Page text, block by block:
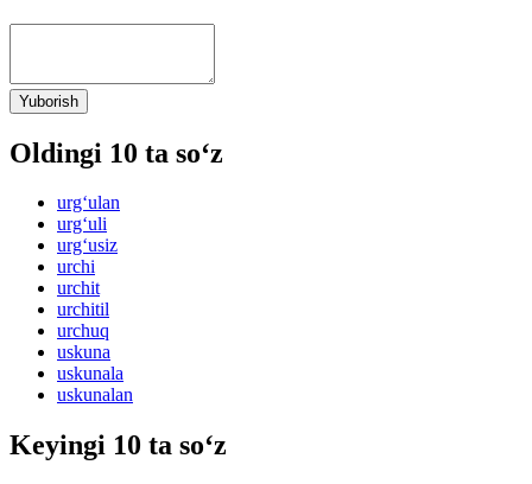
Yuborish
Oldingi 10 ta so‘z
urg‘ulan
urg‘uli
urg‘usiz
urchi
urchit
urchitil
urchuq
uskuna
uskunala
uskunalan
Keyingi 10 ta so‘z